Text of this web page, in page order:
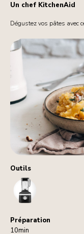
Outils
Blender
Préparation
10min
Un chef KitchenAid
Dégustez vos pâtes avec